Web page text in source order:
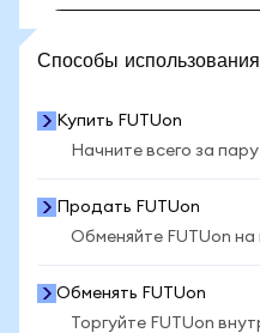
Способы
Купить FUTUon
Начните всего за
Продать FUTUon
Обменяйте FUTUon на
Обменять FUTUon
Торгуйте FUTUon